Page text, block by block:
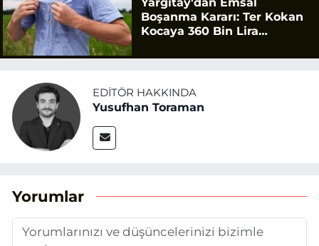
Boşanma Kararı: Ter Kokan
Kocaya 360 Bin Lira
EDITÖR HAKKINDA
Yusufhan Toraman
Yorumlar